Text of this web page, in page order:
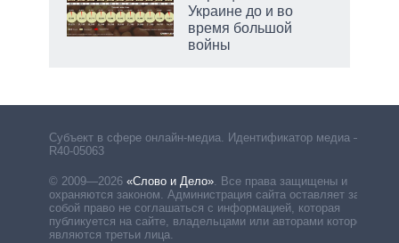
Украине до и во
время большой
войны
Субъект в сфере онлайн-медиа. Идентификатор медиа –
R40-05063
© 2009—2026 «Слово и Дело» Все права защищены и
охраняются законом. Администрация сайта оставляет за
собой право не соглашаться с информацией, которая
публикуется на сайте, владельцами или авторами которой
являются третьи лица.